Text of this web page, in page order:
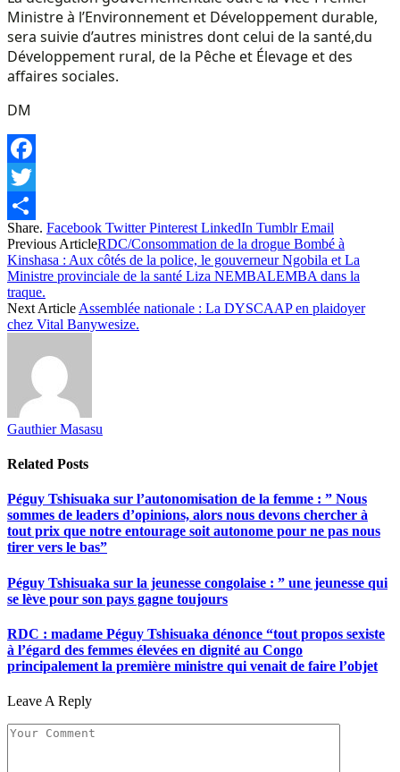
Ministre à l’Environnement et Développement durable,
sera suivie d’autres ministres dont celui de la santé,du
Développement rural, de la Pêche et Élevage et des
affaires sociales.
DM
Facebook
Twitter
Share
Share. Facebook Twitter Pinterest LinkedIn Tumblr Email
Previous ArticleRDC/Consommation de la drogue Bombé à
Kinshasa : Aux côtés de la police, le gouverneur Ngobila et La
Ministre provinciale de la santé Liza NEMBALEMBA dans la
traque.
Next Article Assemblée nationale : La DYSCAAP en plaidoyer
chez Vital Banywesize.
Gauthier Masasu
Related Posts
Péguy Tshisuaka sur l’autonomisation de la femme : ” Nous
sommes de leaders d’opinions, alors nous devons chercher à
tout prix que notre entourage soit autonome pour ne pas nous
tirer vers le bas”
Péguy Tshisuaka sur la jeunesse congolaise : ” une jeunesse qui
se lève pour son pays gagne toujours
RDC : madame Péguy Tshisuaka dénonce “tout propos sexiste
à l’égard des femmes élevées en dignité au Congo
principalement la première ministre qui venait de faire l’objet
Leave A Reply